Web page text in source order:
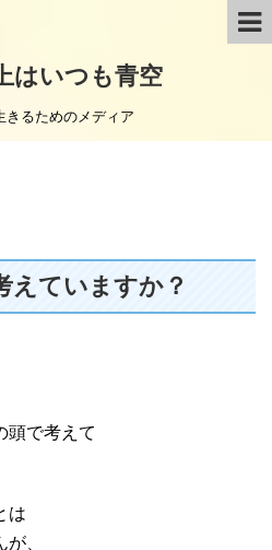
はいつも青空
きるためのメディア
えていますか？
頭で考えて
は
、